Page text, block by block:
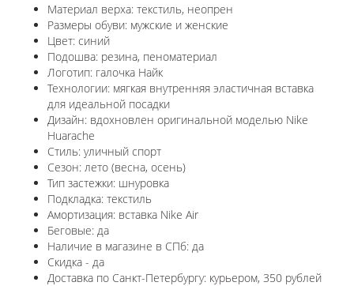
Материал верха: текстиль, неопрен
Размеры обуви: мужские и женские
Цвет: синий
Подошва: резина, пеноматериал
Логотип: галочка Найк
Технологии: мягкая внутренняя эластичная вставка
для идеальной посадки
Дизайн: вдохновлен оригинальной моделью Nike
Huarache
Стиль: уличный спорт
Сезон: лето (весна, осень)
Тип застежки: шнуровка
Подкладка: текстиль
Амортизация: вставка Nike Air
Беговые: да
Наличие в магазине в СПб: да
Скидка - да
Доставка по Санкт-Петербургу: курьером, 350 рублей